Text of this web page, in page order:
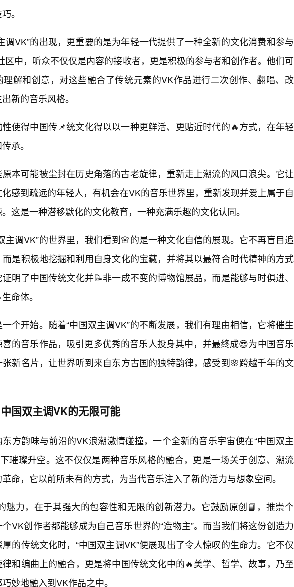
。
调VK”的出现，更重要的是为年轻一代提供了一种全新的文化消费和参与
区中，听众不仅仅是内容的接收者，更是积极的参与者和创作者。他们可
理解和创意，对这些融合了传统元素的VK作品进行二次创作、翻唱、改
新的音乐风格。
使得中国传📌统文化得以以一种更鲜活、更贴近时代的🔥方式，在年轻
承。
原本可能被尘封在历史角落的古老旋律，重新走上潮流的风口浪尖。它让
感到疏远的年轻人，有机会在VK的音乐世界里，重新发现并爱上属于自
这是一种潜移默化的文化教育，一种充满乐趣的文化认同。
主调VK”的世界里，我们看到🌸的是一种文化自信的展现。它不再盲目追
而是积极地挖掘和利用自身文化的宝藏，并将其以最符合时代精神的方式
明了中国传统文化并📝非一成不变的博物馆展品，而是能够与时俱进、
命体。
个开始。随着“中国双主调VK”的不断发展，我们有理由相信，它将催生
的音乐作品，吸引更多优秀的音乐人投身其中，并最终成😎为中国音乐
新名片，让世界听到来自东方古国的独特韵律，感受到🌸跨越千年的文
国双主调VK的无限可能
东方韵味与前沿的VK浪潮激情碰撞，一个全新的音乐宇宙便在“中国双主
璀璨升空。这不仅仅是两种音乐风格的融合，更是一场关于创意、潮流
命，它以前所未有的方式，为当代音乐注入了新的活力与想象空间。
魅力，在于其强大的包容性和无限的创新潜力。它鼓励原创📘，推崇个
VK创作者都能够成为自己音乐世界的“造物主”。而当我们将这份创造力
的传统文化时，“中国双主调VK”便展现出了令人惊叹的生命力。它不仅
和编曲上的融合，更是将中国传统文化中的🔥美学、哲学、故事，乃至
妙地融入到VK作品之中。